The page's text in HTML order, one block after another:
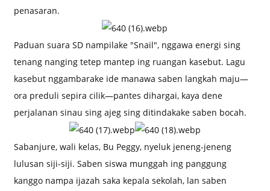
penasaran.
Paduan suara SD nampilake "Snail", nggawa energi sing
tenang nanging tetep mantep ing ruangan kasebut. Lagu
kasebut nggambarake ide manawa saben langkah maju—
ora preduli sepira cilik—pantes dihargai, kaya dene
perjalanan sinau sing ajeg sing ditindakake saben bocah.
Sabanjure, wali kelas, Bu Peggy, nyeluk jeneng-jeneng
lulusan siji-siji. Saben siswa munggah ing panggung
kanggo nampa ijazah saka kepala sekolah, lan saben